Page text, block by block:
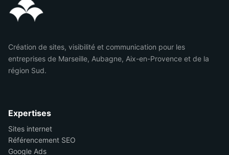
Création de sites, visibilité et communication pour les
entreprises de Marseille, Aubagne, Aix-en-Provence et de la
région Sud.
Expertises
Sites internet
Référencement SEO
Google Ads